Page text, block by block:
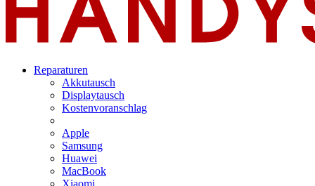
Reparaturen
Akkutausch
Displaytausch
Kostenvoranschlag
Apple
Samsung
Huawei
MacBook